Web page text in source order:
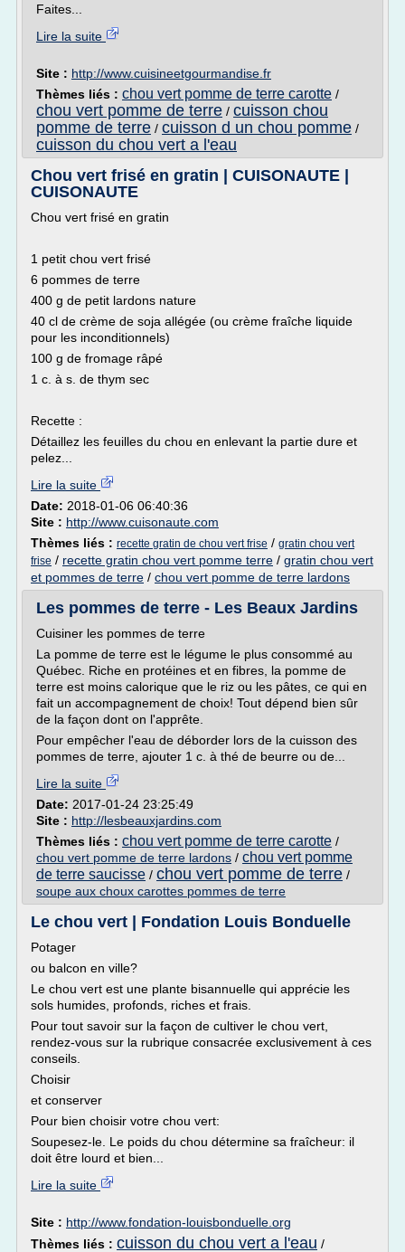
Faites...
Lire la suite
Site : http://www.cuisineetgourmandise.fr
Thèmes liés : chou vert pomme de terre carotte /
chou vert pomme de terre / cuisson chou
pomme de terre / cuisson d un chou pomme /
cuisson du chou vert a l'eau
Chou vert frisé en gratin | CUISONAUTE |
CUISONAUTE
Chou vert frisé en gratin
1 petit chou vert frisé
6 pommes de terre
400 g de petit lardons nature
40 cl de crème de soja allégée (ou crème fraîche liquide
pour les inconditionnels)
100 g de fromage râpé
1 c. à s. de thym sec
Recette :
Détaillez les feuilles du chou en enlevant la partie dure et
pelez...
Lire la suite
Date: 2018-01-06 06:40:36
Site : http://www.cuisonaute.com
Thèmes liés : recette gratin de chou vert frise / gratin chou vert
frise / recette gratin chou vert pomme terre / gratin chou vert
et pommes de terre / chou vert pomme de terre lardons
Les pommes de terre - Les Beaux Jardins
Cuisiner les pommes de terre
La pomme de terre est le légume le plus consommé au
Québec. Riche en protéines et en fibres, la pomme de
terre est moins calorique que le riz ou les pâtes, ce qui en
fait un accompagnement de choix! Tout dépend bien sûr
de la façon dont on l'apprête.
Pour empêcher l'eau de déborder lors de la cuisson des
pommes de terre, ajouter 1 c. à thé de beurre ou de...
Lire la suite
Date: 2017-01-24 23:25:49
Site : http://lesbeauxjardins.com
Thèmes liés : chou vert pomme de terre carotte /
chou vert pomme de terre lardons / chou vert pomme
de terre saucisse / chou vert pomme de terre /
soupe aux choux carottes pommes de terre
Le chou vert | Fondation Louis Bonduelle
Potager
ou balcon en ville?
Le chou vert est une plante bisannuelle qui apprécie les
sols humides, profonds, riches et frais.
Pour tout savoir sur la façon de cultiver le chou vert,
rendez-vous sur la rubrique consacrée exclusivement à ces
conseils.
Choisir
et conserver
Pour bien choisir votre chou vert:
Soupesez-le. Le poids du chou détermine sa fraîcheur: il
doit être lourd et bien...
Lire la suite
Site : http://www.fondation-louisbonduelle.org
Thèmes liés : cuisson du chou vert a l'eau /